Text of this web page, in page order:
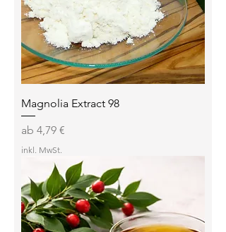
Magnolia Extract 98
ab 4,79 €
Sale-Preis
inkl. MwSt.